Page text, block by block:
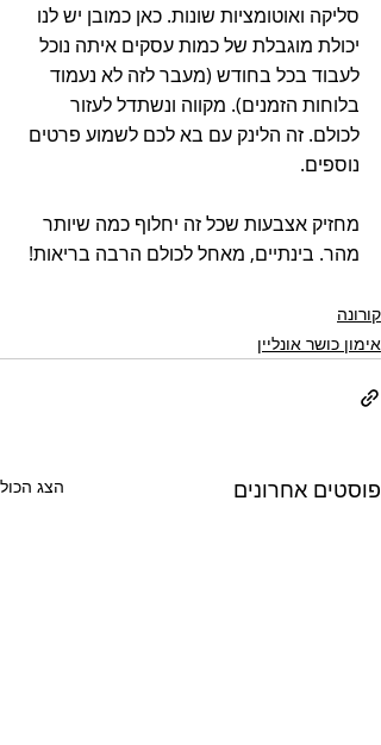
סליקה ואוטומציות שונות. כאן כמובן יש לנו
יכולת מוגבלת של כמות עסקים איתה נוכל
לעבוד בכל בחודש (מעבר לזה לא נעמוד
בלוחות הזמנים). מקווה ונשתדל לעזור
לכולם. זה הלינק עם בא לכם לשמוע פרטים
נוספים.
מחזיק אצבעות שכל זה יחלוף כמה שיותר
מהר. בינתיים, מאחל לכולם הרבה בריאות!
קורונה
אימון כושר אונליין
פוסטים אחרונים הצג הכול